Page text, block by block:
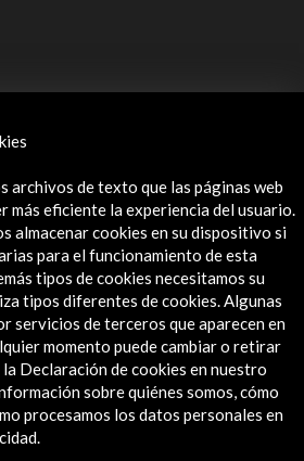
archivos de texto que las páginas web
más eficiente la experiencia del usuario.
almacenar cookies en su dispositivo si
para el funcionamiento de esta
tipos de cookies necesitamos su
tipos diferentes de cookies. Algunas
servicios de terceros que aparecen en
momento puede cambiar o retirar
Declaración de cookies en nuestro
sobre quiénes somos, cómo
procesamos los datos personales en